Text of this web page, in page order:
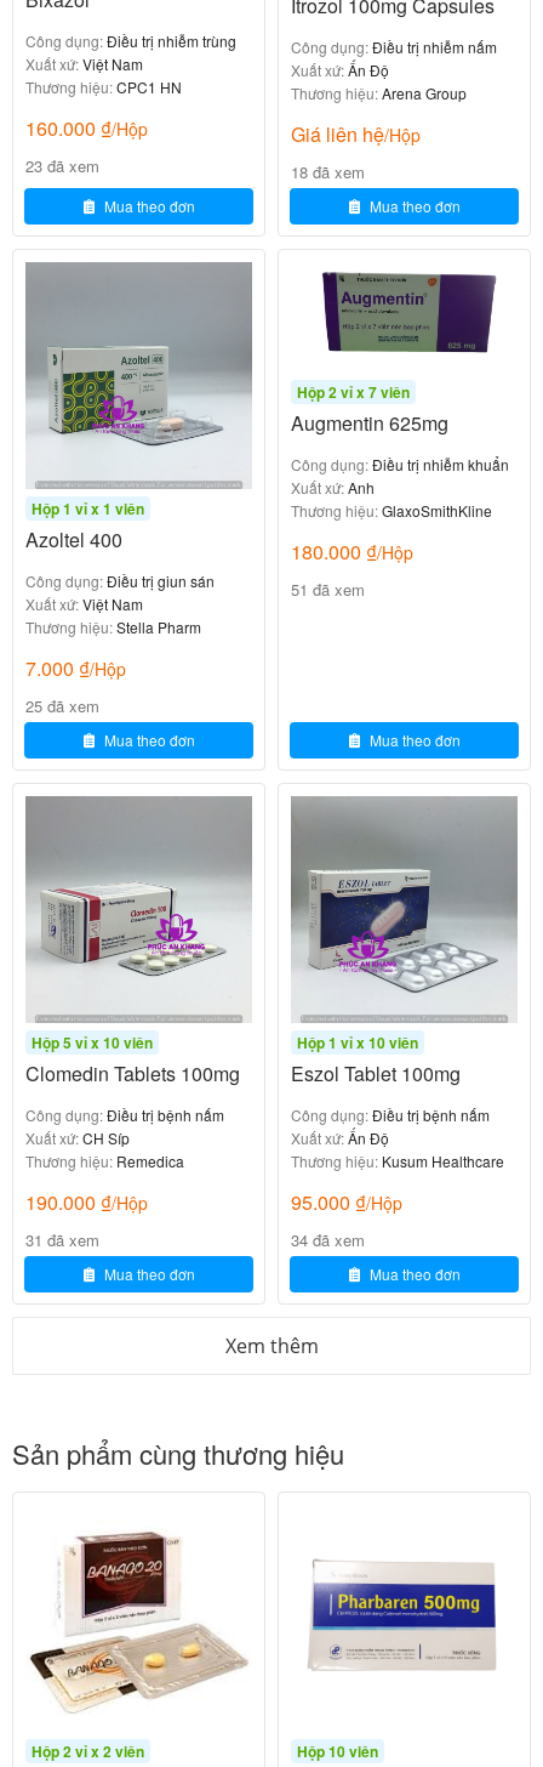
-Đái máu.
-Tăng Glucose huyết.
-Viêm phổi kẽ.
-Giảm bạch cầu.
-Tăng kali máu.
-Hoại tử da nhiễm độc.
-Giảm Natri máu.
-Viêm đại tràng giả mạc.
-Hội chứng StevensJohnson.
-Xuất huyết giảm tiểu cầu.
Thông báo ngay cho bác sĩ nếu gặp các
triệu chứng sau:
-Đái máu.
-Buồn nôn, nôn.
-Tiêu chảy,…
nào và liều lượng?
Tuân thủ chặt chẽ theo đơn thuốc của bác sĩ điều trị
Liều dùng tham khảo theo hướng dẫn sử dụng của
nhà sản xuất.
Cách uống thuốc:
-Uống cùng với thức ăn nhằm làm tăng hấp thu thuốc
vào máu.
Liều dùng:
Theo chỉ định của bác sĩ, liều tham khảo.
Trẻ em > 12 tuổi, người lớn:
-1 viên/lần, ngày 2 lần, uống trong 10 ngày.
+Nhiễm khuẩn da và tổ chức dưới da:
-1 viên/lần, 2 lần/ngày, uống trong 10 ngày.
+Viêm phổi mắc tại cộng đồng:
-2 viên/lần, ngày 2 lần, uống trong 14 ngày.
+Bệnh suy thận:
-Độ thanh thải Creatinin 30 – 40ml/phút 1 viên/ngày.
Công dụng:Điều trị nhiễm trùng
Xuất xứ:Việt Nam
Thương hiệu:CPC1 HN
160.000 ₫/Hộp
23 đã xem
Mua theo đơn
Công dụng:Điều trị nhiễm nấm
Xuất xứ:Ấn Độ
Thương hiệu:Arena Group
Giá liên hệ/Hộp
18 đã xem
Mua theo đơn
Hộp 1 vỉ x 1 viên
Azoltel 400
Công dụng:Điều trị giun sán
Xuất xứ:Việt Nam
Thương hiệu:Stella Pharm
7.000 ₫/Hộp
25 đã xem
Mua theo đơn
Hộp 2 vỉ x 7 viên
Augmentin 625mg
Công dụng:Điều trị nhiễm khuẩn
Xuất xứ:Anh
Thương hiệu:GlaxoSmithKline
180.000 ₫/Hộp
51 đã xem
Mua theo đơn
Hộp 5 vỉ x 10 viên
Clomedin Tablets 100mg
Công dụng:Điều trị bệnh nấm
Xuất xứ:CH Síp
Thương hiệu: Remedica
190.000 ₫/Hộp
31 đã xem
Mua theo đơn
Hộp 1 vỉ x 10 viên
Eszol Tablet 100mg
Công dụng:Điều trị bệnh nấm
Xuất xứ:Ấn Độ
Thương hiệu: Kusum Healthcare
95.000 ₫/Hộp
34 đã xem
Mua theo đơn
Xem thêm
Sản phẩm cùng thương hiệu
Hộp 2 vỉ x 2 viên Hộp 10 viên